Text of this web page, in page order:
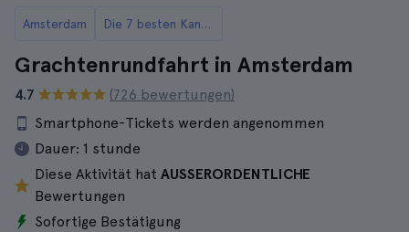
Amsterdam Die 7 besten Kanaltouren in Amsterdam
Grachtenrundfahrt in Amsterdam
4.7
(726 bewertungen)
Smartphone-Tickets werden angenommen
Dauer: 1 stunde
Diese Aktivität hat AUSSERORDENTLICHE
Bewertungen
Sofortige Bestätigung